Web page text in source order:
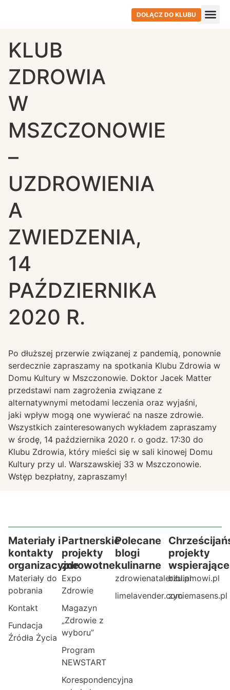
DOŁĄCZ DO KLUBU
KLUB
ZDROWIA
W
MSZCZONOWIE
–
UZDROWIENIA
A
ZWIEDZENIA,
14
PAŹDZIERNIKA
2020 R.
Po dłuższej przerwie związanej z pandemią, ponownie
serdecznie zapraszamy na spotkania Klubu Zdrowia w
Domu Kultury w Mszczonowie. Doktor Jacek Matter
przedstawi nam zagrożenia związane z
alternatywnymi metodami leczenia oraz wyjaśni,
jaki wpływ mogą one wywierać na nasze zdrowie.
Wszystkich zainteresowanych wykładem zapraszamy
w środę, 14 października 2020 r. o godz. 17:30 do
Klubu Zdrowia, który mieści się w sali kinowej Domu
Kultury przy ul. Warszawskiej 33 w Mszczonowie.
Wstęp bezpłatny, zapraszamy!
Materiały i
kontakty
organizacyjne
Materiały do
pobrania
Kontakt
Fundacja
Źródła Życia
Partnerskie
projekty
zdrowotne
Expo
Zdrowie
Magazyn
„Zdrowie z
wyboru”
Program
NEWSTART
Korespondencyjna
Polecane
blogi
kulinarne
zdrowienatalerzu.pl
limelavender.com
projekty
wspierające
bibliamowi.pl
zyciemasens.pl